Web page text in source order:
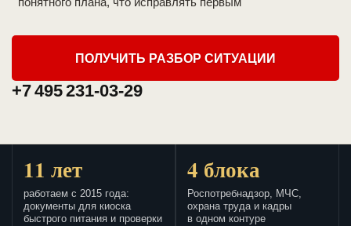
ПОЛУЧИТЬ РАЗБОР СИТУАЦИИ
+7 495 231-03-29
11 лет
работаем с 2015 года:
документы для киоска
быстрого питания и проверки
4 блока
Роспотребнадзор, МЧС,
охрана труда и кадры
в одном контуре